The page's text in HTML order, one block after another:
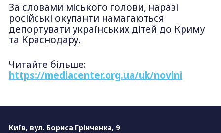
За словами міського голови, наразі
російські окупанти намагаються
депортувати українських дітей до Криму
та Краснодару.
Читайте більше:
https://mediacenter.org.ua/uk/novini
Київ, вул. Бориса Грінченка, 9